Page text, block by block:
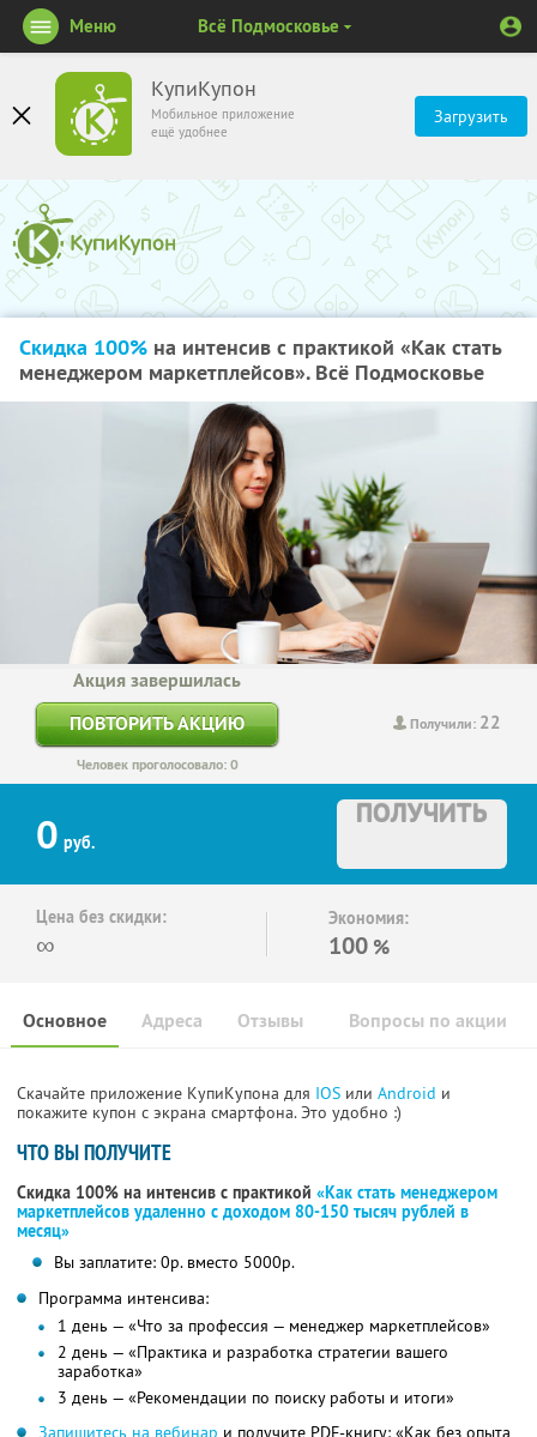
КупиКупон
Мобильное приложение
ещё удобнее
Загрузить
Меню Всё Подмосковье
Скидка 100% на интенсив с практикой «Как стать
менеджером маркетплейсов». Всё Подмосковье
Получили: 22
Акция завершилась
ПОВТОРИТЬ АКЦИЮ
Человек проголосовало: 0
0 руб.
ПОЛУЧИТЬ
Цена без скидки:
∞
Экономия:
100 %
Основное Отзывы Вопросы по акции
Адреса
Скачайте приложение КупиКупона для IOS или Android и
покажите купон с экрана смартфона. Это удобно :)
ЧТО ВЫ ПОЛУЧИТЕ
Скидка 100% на интенсив с практикой «Как стать менеджером
маркетплейсов удаленно с доходом 80-150 тысяч рублей в
месяц»
Вы заплатите: 0р. вместо 5000р.
Программа интенсива:
1 день — «Что за профессия — менеджер маркетплейсов»
2 день — «Практика и разработка стратегии вашего
заработка»
3 день — «Рекомендации по поиску работы и итоги»
Запишитесь на вебинар и получите PDF-книгу: «Как без опыта